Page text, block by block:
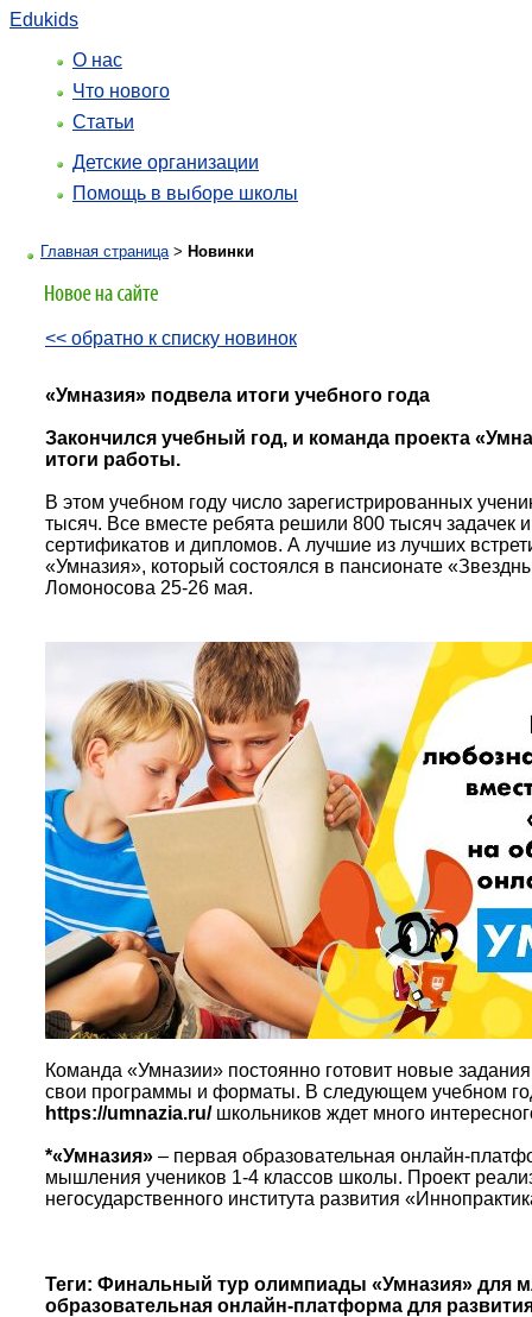
Edukids
О нас
Что нового
Статьи
Детские организации
Помощь в выборе школы
Главная страница> Новинки
<< обратно к списку новинок
«Умназия» подвела итоги учебного года
Закончился учебный год, и команда проекта
итоги работы.
В этом учебном году число зарегистрированных
тысяч. Все вместе ребята решили 800 тысяч задачек
сертификатов и дипломов. А лучшие из лучших
«Умназия», который состоялся в пансионате
Ломоносова 25-26 мая.
Команда «Умназии» постоянно готовит новые
свои программы и форматы. В следующем учебном
https://umnazia.ru/школьников ждет много
*«Умназия» – первая образовательная онлайн-
мышления учеников 1-4 классов школы. Проект
негосударственного института развития
Теги: Финальный тур олимпиады «Умназия» для
образовательная онлайн-платформа для